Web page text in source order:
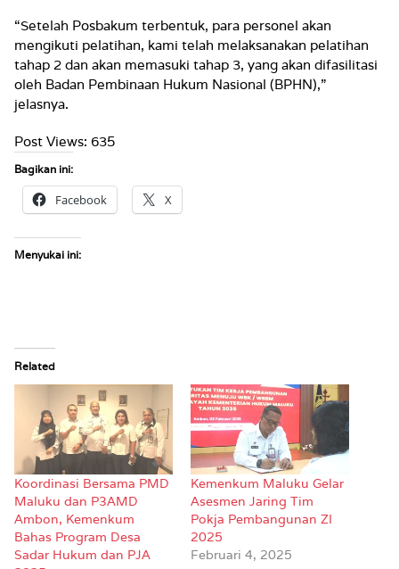
“Setelah Posbakum terbentuk, para personel akan
mengikuti pelatihan, kami telah melaksanakan pelatihan
tahap 2 dan akan memasuki tahap 3, yang akan difasilitasi
oleh Badan Pembinaan Hukum Nasional (BPHN),”
jelasnya.
Post Views: 635
Bagikan ini:
Facebook X
Menyukai ini:
Related
Koordinasi Bersama PMD
Maluku dan P3AMD
Ambon, Kemenkum
Bahas Program Desa
Sadar Hukum dan PJA
Kemenkum Maluku Gelar
Asesmen Jaring Tim
Pokja Pembangunan ZI
2025
Februari 4, 2025